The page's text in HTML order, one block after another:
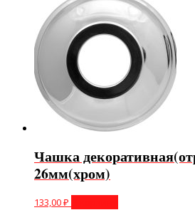
Чашка
26мм(хром)
133,00₽